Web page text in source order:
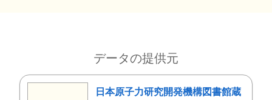
データの提供元
日本原子力研究開発機構図書館蔵